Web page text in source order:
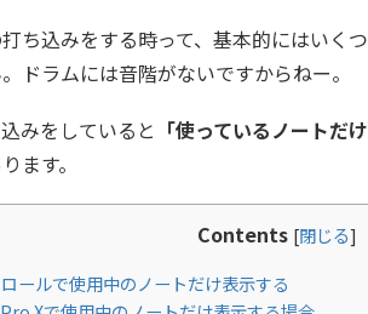
ち込みをする時って、基本的にはいく
ドラムには音階がないですからねー。
みをしていると 「使っているノートだ
ます。
Contents [閉じる]
ールで使用中のノートだけ表示する